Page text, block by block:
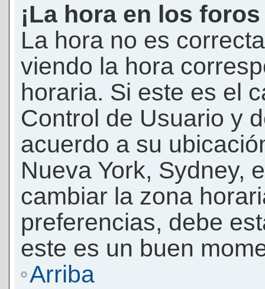
¡La hora en los
La hora no es
viendo la hora
horaria. Si este es el
Control de Usuario y
acuerdo a su
Nueva York, Sydney,
cambiar la zona
preferencias, debe
este es un buen
Arriba